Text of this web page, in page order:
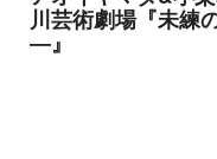
川芸術劇場『未練
―』